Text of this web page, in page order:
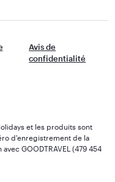
Avis de
confidentialité
et les produits sont
d'enregistrement de la
GOODTRAVEL (479 454